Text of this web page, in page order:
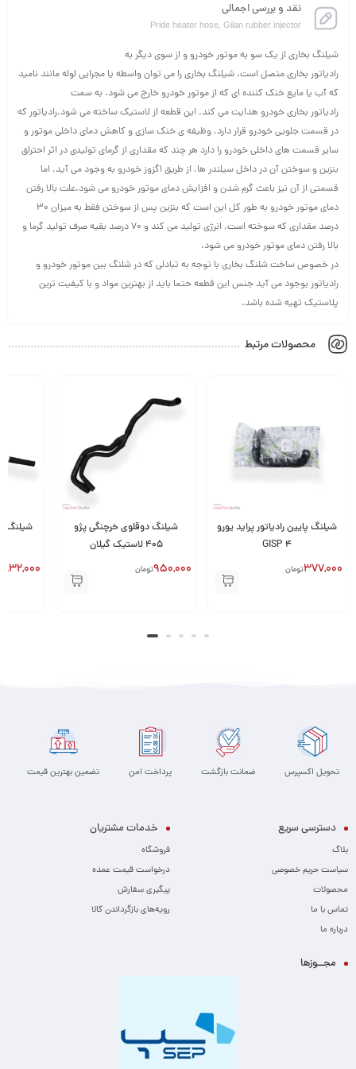
نقد و بررسی اجمالی
Pride heater hose, Gilan rubber injector
شیلنگ بخاری از یک سو به موتور خودرو و از سوی دیگر به
رادیاتور بخاری متصل است. شیلنگ بخاری را می توان واسطه یا مجرایی لوله مانند نامید
که آب یا مایع خنک کننده ای که از موتور خودرو خارج می شود، به سمت
رادیاتور بخاری خودرو هدایت می کند. این قطعه از لاستیک ساخته می شود.رادیاتور که
در قسمت جلویی خودرو قرار دارد، وظیفه ی خنک سازی و کاهش دمای داخلی موتور و
سایر قسمت های داخلی خودرو را دارد هر چند که مقداری از گرمای تولیدی در اثر احتراق
بنزین و سوختن آن در داخل سیلندر ها، از طریق اگزوز خودرو به وجود می آید، اما
قسمتی از آن نیز باعث گرم شدن و افزایش دمای موتور خودرو می شود.علت بالا رفتن
دمای موتور خودرو به طور کل این است که بنزین پس از سوختن فقط به میزان 30
درصد مقداری که سوخته است، انرژی تولید می کند و 70 درصد بقیه صرف تولید گرما و
بالا رفتن دمای موتور خودرو می شود.
در خصوص ساخت شلنگ بخاری با توجه به تبادلی که در شلنگ بین موتور خودرو و
رادیاتور بوجود می آید جنس این قطعه حتما باید از بهترین مواد و با کیفیت ترین
پلاستیک تهیه شده باشد.
محصولات مرتبط
شیلنگ پایین رادیاتور پراید یورو
4 GISP
377,000تومان
شیلنگ دوقلوی خرچنگی پژو
405 لاستیک گیلان
950,000تومان 832,000
تحویل اکسپرس ضمانت بازگشت پرداخت امن تضمین بهترین قیمت
دسترسی سریع
بلاگ
سیاست حریم خصوصی
محصولات
تماس با ما
درباره ما
خدمات مشتریان
فروشگاه
درخواست قیمت عمده
پیگیری سفارش
رویه‌های بازگرداندن کالا
مجــوزها